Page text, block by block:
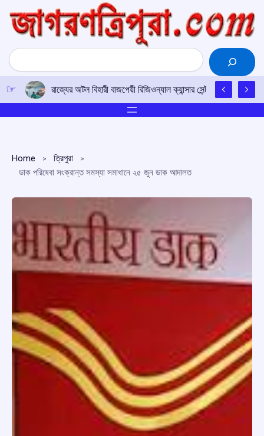
content
Search
রাজ্যের অটল বিহারী বাজপেয়ী রিজিওন্যাল ক্যান্সার সেন্টারে উত্তর-
Home
ত্রিপুরা
ডাক পরিষেবা সংক্রান্ত সমস্যা সমাধানে ২৫ জুন ডাক আদালত